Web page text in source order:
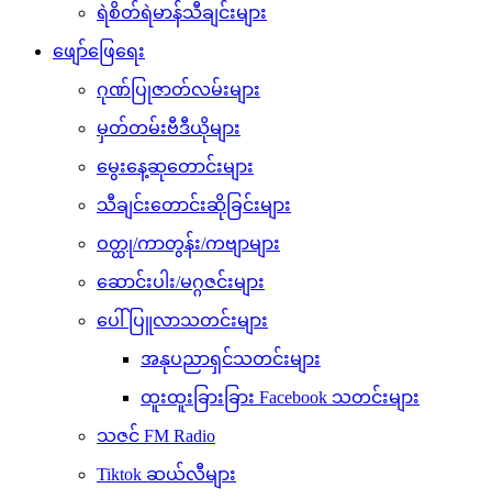
ရဲစိတ်ရဲမာန်သီချင်းများ
ဖျော်ဖြေရေး
ဂုဏ်ပြုဇာတ်လမ်းများ
မှတ်တမ်းဗီဒီယိုများ
မွေးနေ့ဆုတောင်းများ
သီချင်းတောင်းဆိုခြင်းများ
ဝတ္ထု/ကာတွန်း/ကဗျာများ
ဆောင်းပါး/မဂ္ဂဇင်းများ
ပေါ်ပြူလာသတင်းများ
အနုပညာရှင်သတင်းများ
ထူးထူးခြားခြား Facebook သတင်းများ
သဇင် FM Radio
Tiktok ဆယ်လီများ